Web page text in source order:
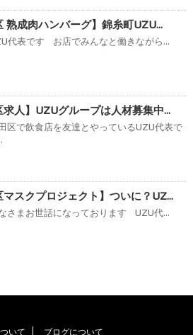
熟成肉ハンバーグ】錦糸町UZU...
代表です お店でみんなと働きながら...
求人】UZUグループは人材募集中...
区で飲食店を友達とやっているUZU代表で
マスクプロジェクト】ついに？UZ...
さまお世話になっております UZU代...
いて ブログについて